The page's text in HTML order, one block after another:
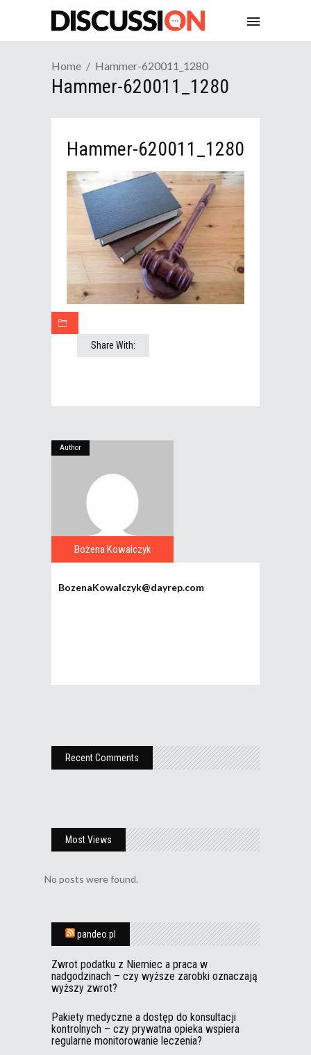
Home Hammer-620011_1280
Hammer-620011_1280
Hammer-620011_1280
Share With:
Author
Bożena Kowalczyk
BozenaKowalczyk@dayrep.com
Recent Comments
Most Views
No posts were found.
pandeo.pl
Zwrot podatku z Niemiec a praca w
nadgodzinach – czy wyższe zarobki oznaczają
wyższy zwrot?
Pakiety medyczne a dostęp do konsultacji
kontrolnych – czy prywatna opieka wspiera
regularne monitorowanie leczenia?